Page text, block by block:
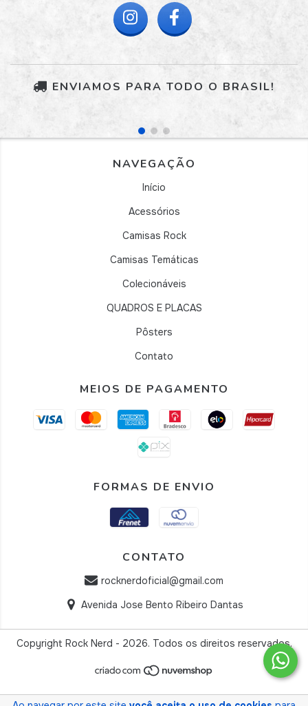
ENVIAMOS PARA TODO O BRASIL!
NAVEGAÇÃO
Início
Acessórios
Camisas Rock
Camisas Temáticas
Colecionáveis
QUADROS E PLACAS
Pôsters
Contato
MEIOS DE PAGAMENTO
FORMAS DE ENVIO
CONTATO
rocknerdoficial@gmail.com
Avenida Jose Bento Ribeiro Dantas
Copyright Rock Nerd - 2026. Todos os direitos reservados.